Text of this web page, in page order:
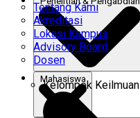
Tentang Kami
Akreditasi
Lokasi Kampus
Advisory Board
Dosen
Kelompok Keilmuan
Mahasiswa